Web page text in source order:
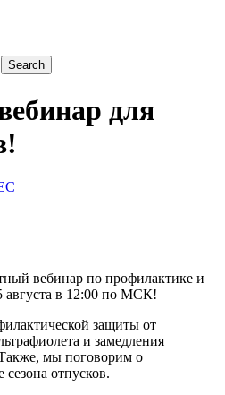
для
вебинар по профилактике и
августа в 12:00 по МСК!
защиты от
и замедления
мы поговорим о
отпусков.